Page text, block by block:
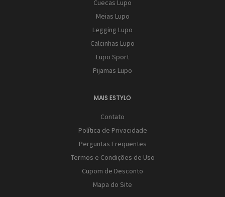
Cuecas Lupo
Meias Lupo
Legging Lupo
Calcinhas Lupo
Lupo Sport
Pijamas Lupo
MAIS ESTYLO
Contato
Política de Privacidade
Perguntas Frequentes
Termos e Condições de Uso
Cupom de Desconto
Mapa do Site